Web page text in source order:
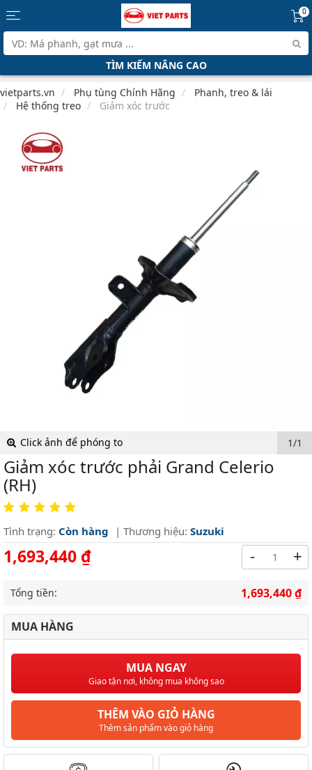
0
TÌM KIẾM NÂNG CAO
vietparts.vn Phụ tùng Chính Hãng
Phanh, treo & lái
Hệ thống treo
Giảm xóc trước
Click ảnh để phóng to 1/1
Giảm xóc trước phải Grand Celerio
(RH)
Tình trạng: Còn hàng | Thương hiệu: Suzuki
1,693,440 ₫ - +
Tổng tiền: 1,693,440 ₫
MUA HÀNG
MUA NGAY
Giao tận nơi, không mua không sao
THÊM VÀO GIỎ HÀNG
Thêm sản phẩm vào giỏ hàng